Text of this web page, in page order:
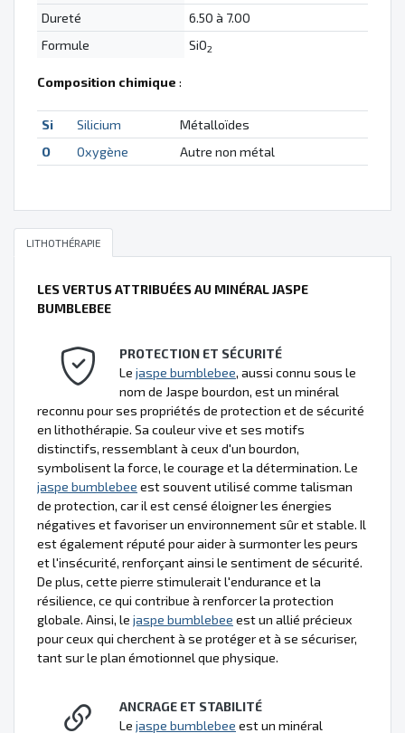
Dureté
6.50 à 7.00
Formule
SiO2
Composition chimique :
Si Silicium
Métalloïdes
O
Oxygène Autre non métal
LITHOTHÉRAPIE
LES VERTUS ATTRIBUÉES AU MINÉRAL JASPE
BUMBLEBEE
PROTECTION ET SÉCURITÉ
Le jaspe bumblebee, aussi connu sous le
nom de Jaspe bourdon, est un minéral
reconnu pour ses propriétés de protection et de sécurité
en lithothérapie. Sa couleur vive et ses motifs
distinctifs, ressemblant à ceux d'un bourdon,
symbolisent la force, le courage et la détermination. Le
jaspe bumblebee est souvent utilisé comme talisman
de protection, car il est censé éloigner les énergies
négatives et favoriser un environnement sûr et stable. Il
est également réputé pour aider à surmonter les peurs
et l'insécurité, renforçant ainsi le sentiment de sécurité.
De plus, cette pierre stimulerait l'endurance et la
résilience, ce qui contribue à renforcer la protection
globale. Ainsi, le jaspe bumblebee est un allié précieux
pour ceux qui cherchent à se protéger et à se sécuriser,
tant sur le plan émotionnel que physique.
ANCRAGE ET STABILITÉ
Le jaspe bumblebee est un minéral